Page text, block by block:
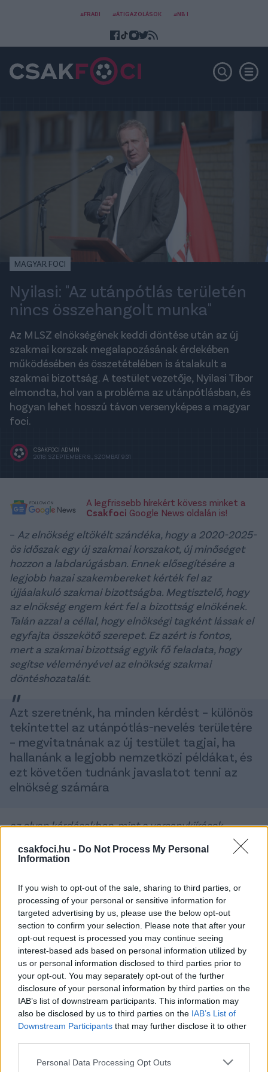
csakfoci.hu - Do Not Process My Personal
Information
If you wish to opt-out of the sale, sharing to third parties, or
processing of your personal or sensitive information for
targeted advertising by us, please use the below opt-out
section to confirm your selection. Please note that after your
opt-out request is processed you may continue seeing
interest-based ads based on personal information utilized by
us or personal information disclosed to third parties prior to
your opt-out. You may separately opt-out of the further
disclosure of your personal information by third parties on the
IAB’s list of downstream participants. This information may
also be disclosed by us to third parties on the IAB’s List of
Downstream Participants that may further disclose it to other
Please note that this website/app uses one or more Google
Personal Data Processing Opt Outs
#FRADI #ÁTIGAZOLÁSOK #NB I
MAGYAR FOCI
Nyilasi: "Az utánpótlás területén
nincs összehangolt munka"
Az MLSZ elnökségének keddi döntése után az új
szakmai korszak megalapozásának érdekében
működésében és összetételében is átalakult a
szakmai bizottság. A testület vezetője, Nyilasi Tibor
elmondta, hol van a probléma az utánpótlásban, és
hogyan lehet hosszú távon versenyképes a magyar
foci.
CSAKFOCI ADMIN
2018. SZEPTEMBER 8., SZOMBAT 9:31
A legfrissebb hírekért kövess minket a
Csakfoci Google News oldalán is!
– Az elnökség eltökélt szándéka, hogy a 2020-2025-
ös időszak egy új szakmai korszakot, új minőséget
hozzon a labdarúgásban. Ennek elősegítésére a
legjobb hazai szakembereket kérték fel az
újjáalakuló szakmai bizottságba. Megtisztelő, hogy
az elnökség engem kért fel a bizottság elnökének.
Talán azzal a céllal, hogy elnökségi tagként lássak el
egyfajta összekötő szerepet. Ez azért is fontos,
mert a szakmai bizottság egyik fő feladata, hogy
segítse véleményével az elnökség szakmai
döntéshozatalát.
Azt szeretnénk, ha minden kérdést – különös
tekintettel az utánpótlás-nevelés területére
– megvitatnának az új testület tagjai, ha
hallanánk a legjobb nemzetközi példákat, és
ezt követően tudnánk javaslatot tenni az
elnökség számára
az olyan kérdésekben, mint a versenykiírások
összehangolása, a válogatott és a klubok viszonya,
vagy az akadémiai munka– mondta azmlsz.hu-
A korábbi magyar bajnok edző hozzátette, a tagok
munkájának összehangolása nem lesz egyszerű
feladat, hiszen mindenki elfoglalt szakember,
misszióként, küldetésként kezeli új feladatát. A
legfontosabb, hogy a felhalmozott tudás és
tapasztalat a döntéshozatalok előtt megjelenjen az
előkészítésben.
Úgy gondolom, hogy a labdarúgás minősége
elsősorban a klubok munkáján múlik, nem a
szövetségén. Sehol nem a szövetség mondja meg a
profi kluboknak, mit hogyan csináljanak. Ugyanakkor
az is igaz, hogy